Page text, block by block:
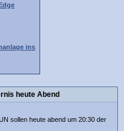
ins
heute Abend
sollen heute abend um 20:30 der